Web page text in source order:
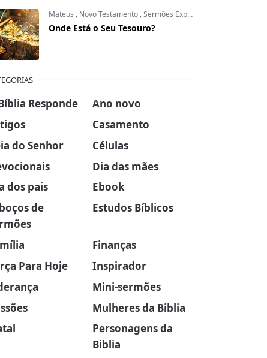
Mateus , Novo Testamento ,Sermões Expositivos
Onde Está o Seu Tesouro?
Responde
Ano novo
Casamento
do Senhor
Células
Dia das mães
dos pais
Ebook
de
Estudos Bíblicos
Finanças
Para Hoje
Inspirador
Mini-sermões
Mulheres da Biblia
Personagens da
Biblia